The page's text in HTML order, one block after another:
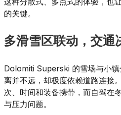
的关键。
多滑雪区联动，交通
Dolomiti Superski 的雪场与小镇
离并不远，却极度依赖道路连接
次、时间和装备携带，而自驾在
与压力问题。